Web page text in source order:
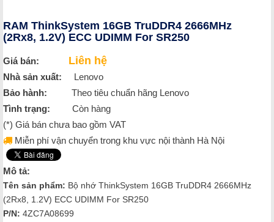
RAM ThinkSystem 16GB TruDDR4 2666MHz
(2Rx8, 1.2V) ECC UDIMM For SR250
Giá bán: Liên hệ
Nhà sản xuất: Lenovo
Bảo hành: Theo tiêu chuẩn hãng Lenovo
Tình trạng: Còn hàng
(*) Giá bán chưa bao gồm VAT
Miễn phí vận chuyển trong khu vực nội thành Hà Nội
Mô tả:
Tên sản phẩm: Bộ nhớ ThinkSystem 16GB TruDDR4 2666MHz
(2Rx8, 1.2V) ECC UDIMM For SR250
P/N: 4ZC7A08699